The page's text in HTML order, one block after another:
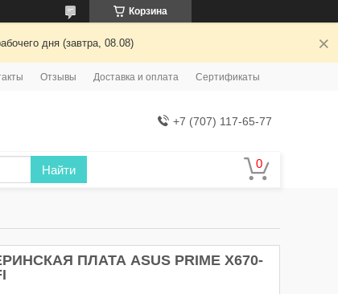
Корзина
дня (завтра, 08.08)
Отзывы Доставка и оплата Сертификаты
+7 (707) 117-65-77
Найти
ПЛАТА ASUS PRIME X670-